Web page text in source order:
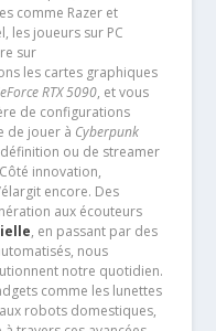
comme Razer et
les joueurs sur PC
sur
les cartes graphiques
RTX 5090, et vous
de configurations
de jouer à Cyberpunk
ou de streamer
innovation,
encore. Des
aux écouteurs
, en passant par des
nous
notre quotidien.
comme les lunettes
robots domestiques,